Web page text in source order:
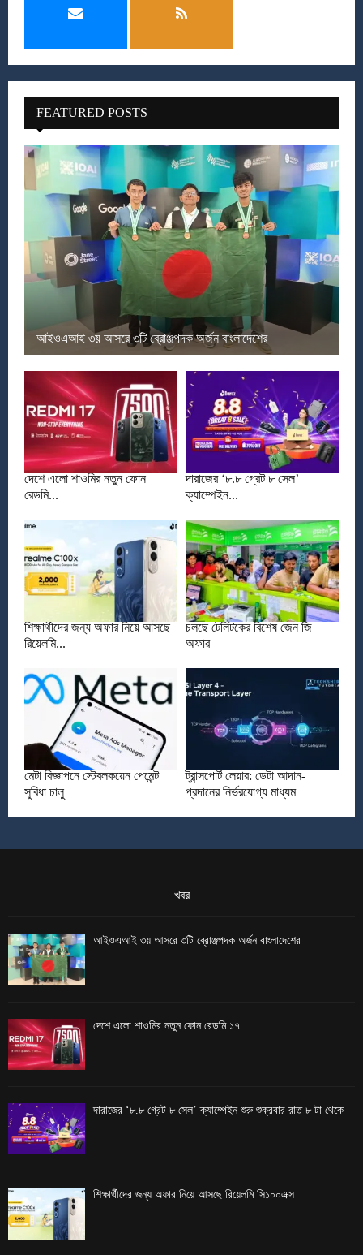
FEATURED POSTS
আইওএআই ৩য় আসরে ৩টি ব্রোঞ্জপদক অর্জন বাংলাদেশের
দেশে এলো শাওমির নতুন ফোন
রেডমি...
দারাজের ‘৮.৮ গ্রেট ৮ সেল’
ক্যাম্পেইন...
শিক্ষার্থীদের জন্য অফার নিয়ে আসছে
রিয়েলমি...
চলছে টেলিটকের বিশেষ জেন জি
অফার
মেটা বিজ্ঞাপনে স্টেবলকয়েন পেমেন্ট
সুবিধা চালু
ট্রান্সপোর্ট লেয়ার: ডেটা আদান-
প্রদানের নির্ভরযোগ্য মাধ্যম
খবর
আইওএআই ৩য় আসরে ৩টি ব্রোঞ্জপদক অর্জন বাংলাদেশের
দেশে এলো শাওমির নতুন ফোন রেডমি ১৭
দারাজের ‘৮.৮ গ্রেট ৮ সেল’ ক্যাম্পেইন শুরু শুক্রবার রাত ৮ টা থেকে
শিক্ষার্থীদের জন্য অফার নিয়ে আসছে রিয়েলমি সি১০০এক্স